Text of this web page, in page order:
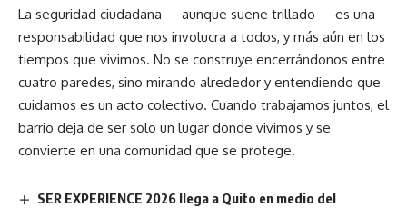
La seguridad ciudadana —aunque suene trillado— es una
responsabilidad que nos involucra a todos, y más aún en los
tiempos que vivimos. No se construye encerrándonos entre
cuatro paredes, sino mirando alrededor y entendiendo que
cuidarnos es un acto colectivo. Cuando trabajamos juntos, el
barrio deja de ser solo un lugar donde vivimos y se
convierte en una comunidad que se protege.
SER EXPERIENCE 2026 llega a Quito en medio del